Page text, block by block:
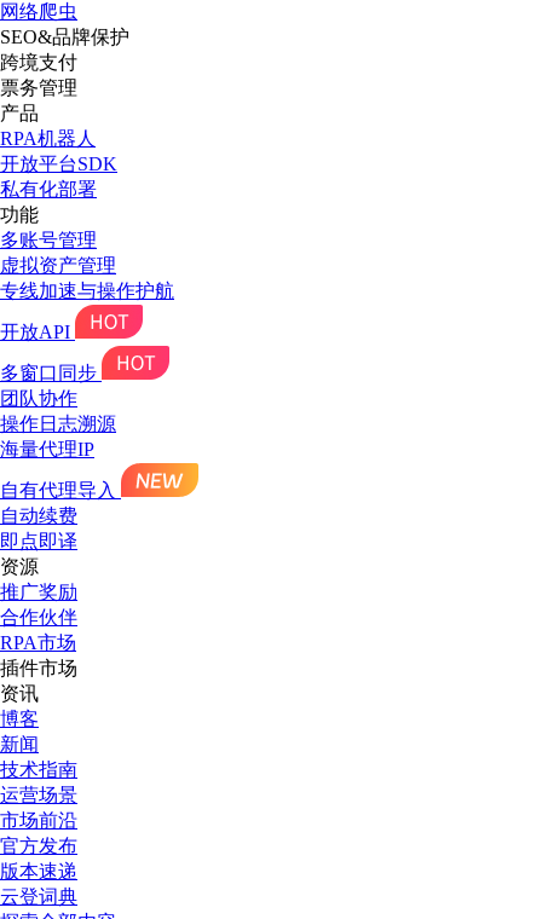
网络爬虫
SEO&品牌保护
跨境支付
票务管理
产品
RPA机器人
开放平台SDK
私有化部署
功能
多账号管理
虚拟资产管理
专线加速与操作护航
开放API
多窗口同步
团队协作
操作日志溯源
海量代理IP
自有代理导入
自动续费
即点即译
资源
推广奖励
合作伙伴
RPA市场
插件市场
资讯
博客
新闻
技术指南
运营场景
市场前沿
官方发布
版本速递
云登词典